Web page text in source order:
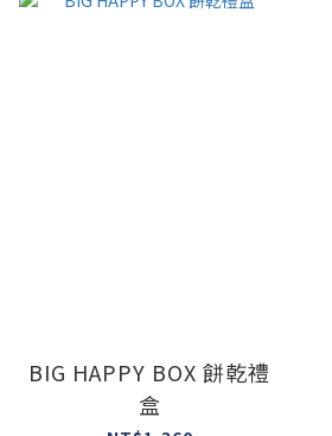
BIG HAPPY BOX 餅乾禮
盒